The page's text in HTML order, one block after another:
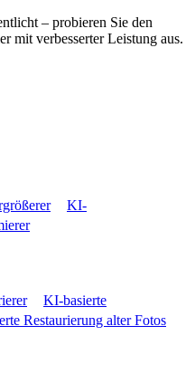
– probieren Sie den
mit verbesserter Leistung aus.
KI-
KI-basierte
Restaurierung alter Fotos